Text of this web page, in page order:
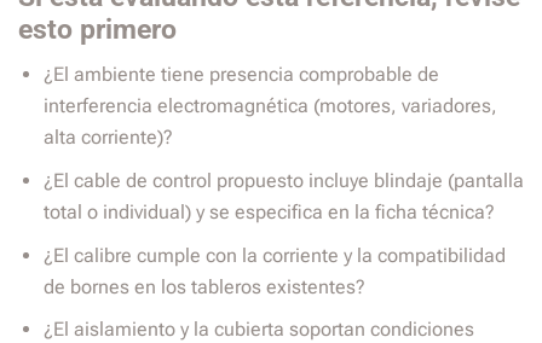
esto primero
¿El ambiente tiene presencia comprobable de
interferencia electromagnética (motores, variadores,
alta corriente)?
¿El cable de control propuesto incluye blindaje (pantalla
total o individual) y se especifica en la ficha técnica?
¿El calibre cumple con la corriente y la compatibilidad
de bornes en los tableros existentes?
¿El aislamiento y la cubierta soportan condiciones